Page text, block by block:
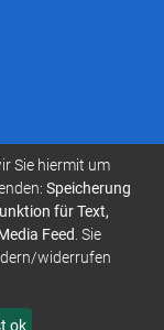
Sie hiermit um
Speicherung
für Text,
Feed. Sie
widerrufen
ok